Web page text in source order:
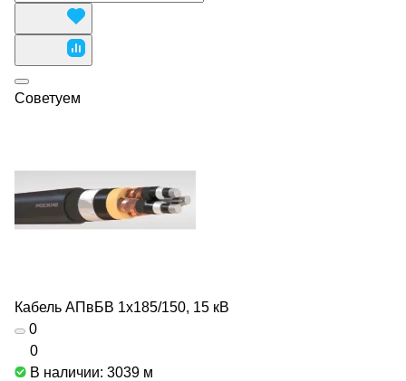
Советуем
Кабель АПвБВ 1х185/150, 15 кВ
0
0
В наличии: 3039 м